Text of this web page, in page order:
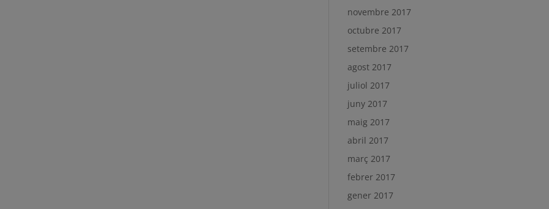
novembre 2017
octubre 2017
setembre 2017
agost 2017
juliol 2017
juny 2017
maig 2017
abril 2017
març 2017
febrer 2017
gener 2017